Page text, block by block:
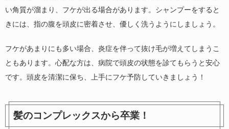
い角質が溜まり、フケが出る場合があります。シャンプーをすると
きには、指の腹を頭皮に密着させ、優しく洗うようにしましょう。
フケがあまりにも多い場合、炎症を伴って抜け毛が増えてしまうこ
ともあります。心配な方は、病院で頭皮の状態を診てもらうと安心
です。頭皮を清潔に保ち、上手にフケ予防していきましょう！
髪のコンプレックスから卒業！